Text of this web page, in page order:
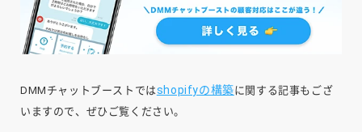
DMMチャットブーストではshopifyの構築に関する記事もござ
いますので、ぜひご覧ください。